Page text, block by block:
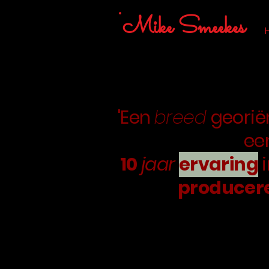
Mike Smeekes
'Eenbreed
10jaarervaring